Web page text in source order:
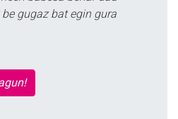
gugaz bat egin gura